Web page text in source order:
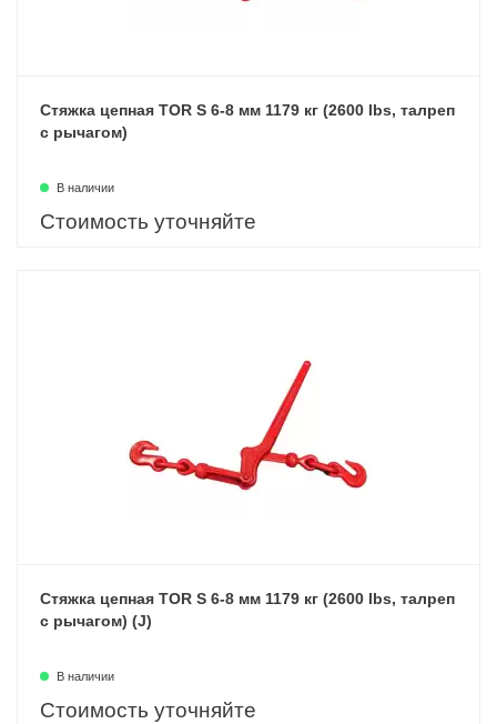
Стяжка цепная TOR S 6-8 мм 1179 кг (2600 lbs, талреп
с рычагом)
В наличии
Стоимость уточняйте
Стяжка цепная TOR S 6-8 мм 1179 кг (2600 lbs, талреп
с рычагом) (J)
В наличии
Стоимость уточняйте